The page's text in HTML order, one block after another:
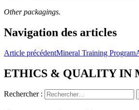
Other packagings.
Navigation des articles
Article précédentMineral Training Program
ETHICS & QUALITY IN
Rechercher :